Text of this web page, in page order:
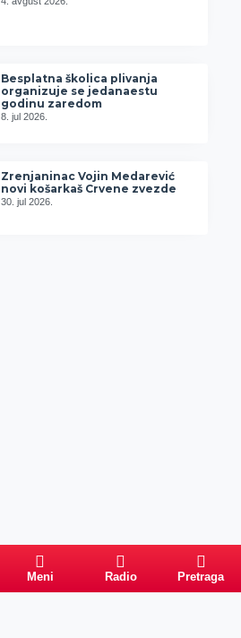
Besplatna školica plivanja
organizuje se jedanaestu
godinu zaredom
8. jul 2026.
Zrenjaninac Vojin Medarević
novi košarkaš Crvene zvezde
30. jul 2026.
Meni Radio Pretraga